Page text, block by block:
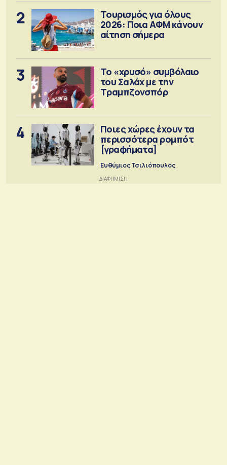
2
Τουρισμός για όλους
2026: Ποια ΑΦΜ κάνουν
αίτηση σήμερα
3
Το «χρυσό» συμβόλαιο
του Σαλάχ με την
Τραμπζονσπόρ
4
Ποιες χώρες έχουν τα
περισσότερα ρομπότ
[γραφήματα]
Ευθύμιος Τσιλιόπουλος